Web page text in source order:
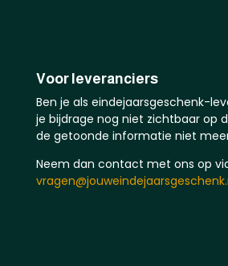
Voor leveranciers
Ben je als eindejaarsgeschenk-
je bijdrage nog niet zichtbaar op
de getoonde informatie niet
Neem dan contact met ons op